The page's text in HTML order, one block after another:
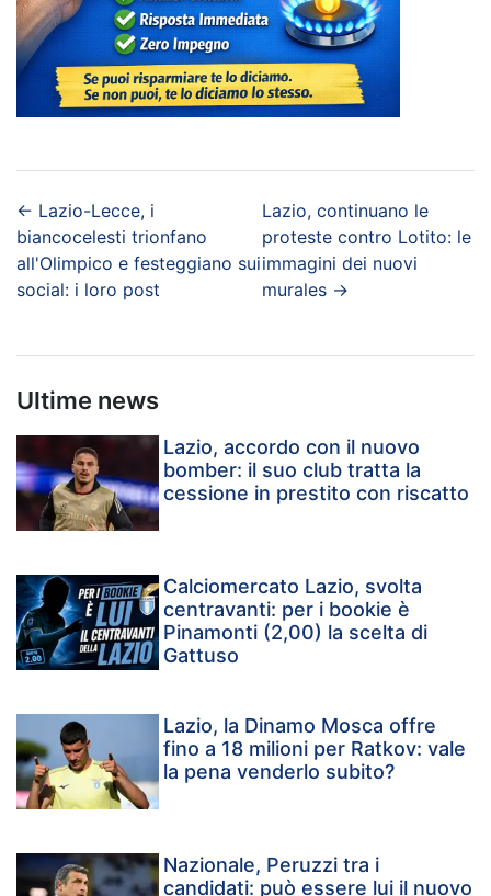
← Lazio-Lecce, i
biancocelesti trionfano
all'Olimpico e festeggiano sui
social: i loro post
Lazio, continuano le
proteste contro Lotito: le
immagini dei nuovi
murales →
Ultime news
Lazio, accordo con il nuovo
bomber: il suo club tratta la
cessione in prestito con riscatto
Calciomercato Lazio, svolta
centravanti: per i bookie è
Pinamonti (2,00) la scelta di
Gattuso
Lazio, la Dinamo Mosca offre
fino a 18 milioni per Ratkov: vale
la pena venderlo subito?
Nazionale, Peruzzi tra i
candidati: può essere lui il nuovo